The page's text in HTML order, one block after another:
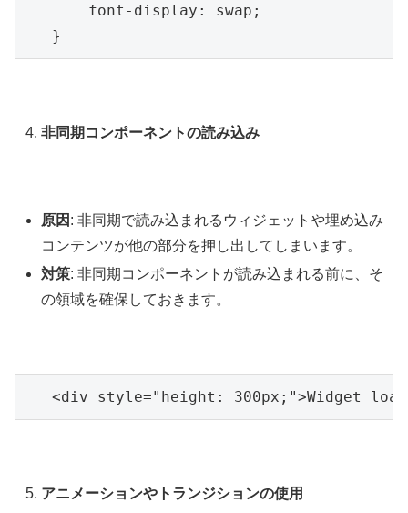
       font-display: swap;
   }
非同期コンポーネントの読み込み
原因 : 非同期で読み込まれるウィジェットや埋め込み
コンテンツが他の部分を押し出してしまいます。
対策: 非同期コンポーネントが読み込まれる前に、そ
の領域を確保しておきます。
<div style="height: 300px;">Widget
アニメーションやトランジションの使用